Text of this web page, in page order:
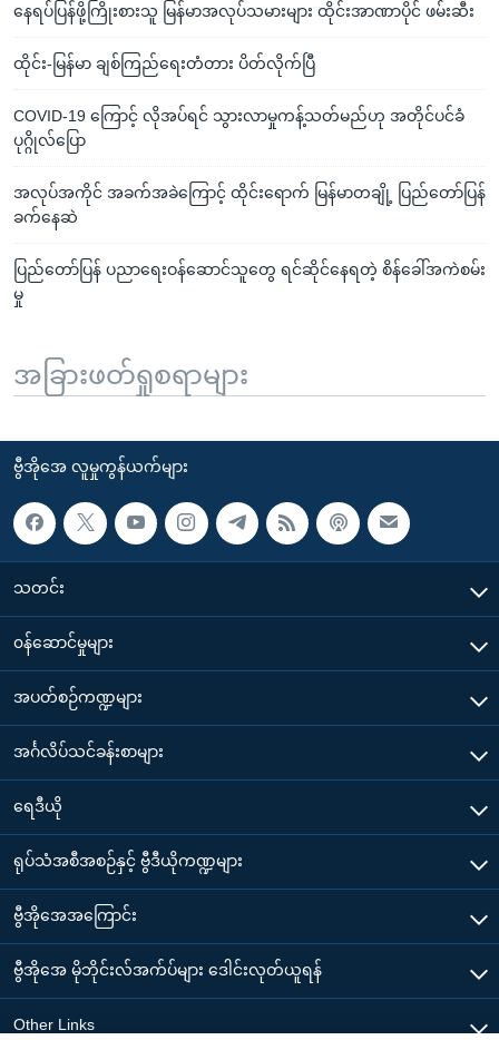
နေရပ်ပြန်ဖို့ကြိုးစားသူ မြန်မာအလုပ်သမားများ ထိုင်းအာဏာပိုင် ဖမ်းဆီး
ထိုင်း-မြန်မာ ချစ်ကြည်ရေးတံတား ပိတ်လိုက်ပြီ
COVID-19 ကြောင့် လိုအပ်ရင် သွားလာမှုကန့်သတ်မည်ဟု အတိုင်ပင်ခံ
ပုဂ္ဂိုလ်ပြော
အလုပ်အကိုင် အခက်အခဲကြောင့် ထိုင်းရောက် မြန်မာတချို့ ပြည်တော်ပြန်
ခက်နေဆဲ
ပြည်တော်ပြန် ပညာရေးဝန်ဆောင်သူတွေ ရင်ဆိုင်နေရတဲ့ စိန်ခေါ်အကဲစမ်း
မှု
အခြားဖတ်ရှုစရာများ
ဗွီအိုအေ လူမှုကွန်ယက်များ
သတင်း
၀န်ဆောင်မှုများ
အပတ်စဉ်ကဏ္ဍများ
အင်္ဂလိပ်သင်ခန်းစာများ
ရေဒီယို
ရုပ်သံအစီအစဉ်နှင့် ဗွီဒီယိုကဏ္ဍများ
ဗွီအိုအေအကြောင်း
ဗွီအိုအေ မိုဘိုင်းလ်အက်ပ်များ ဒေါင်းလုတ်ယူရန်
Other Links